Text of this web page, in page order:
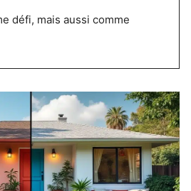
défi, mais aussi comme